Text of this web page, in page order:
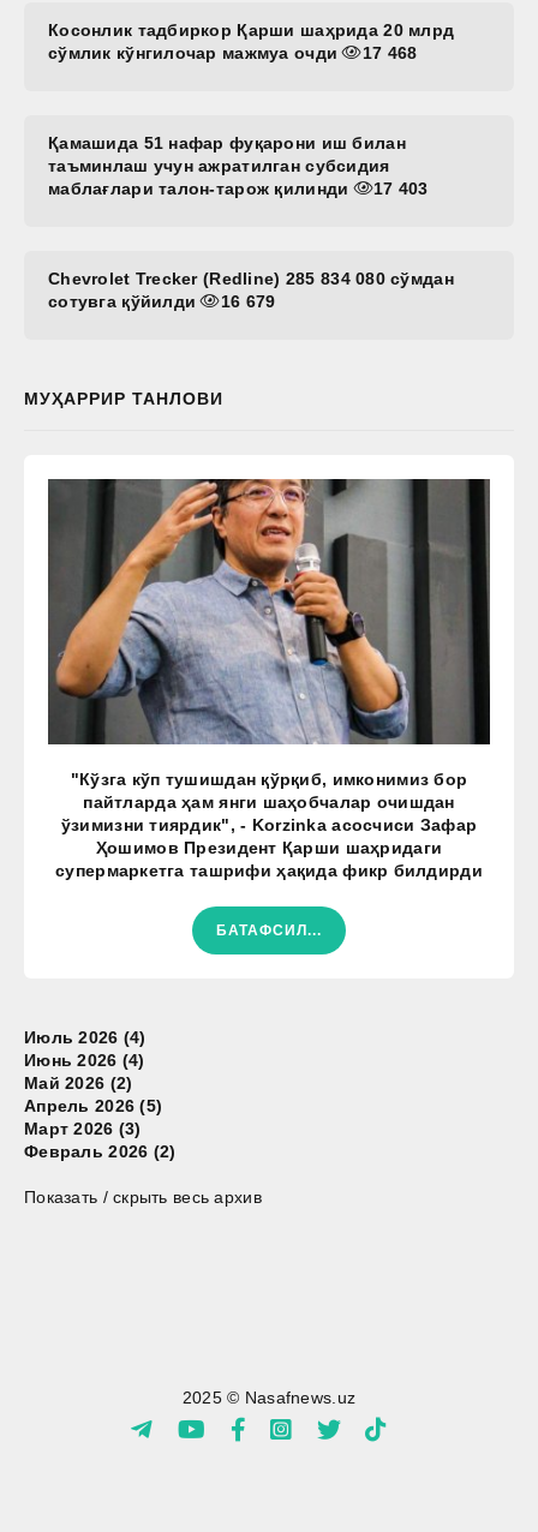
Косонлик тадбиркор Қарши шаҳрида 20 млрд
сўмлик кўнгилочар мажмуа очди
17 468
Қамашида 51 нафар фуқарони иш билан
таъминлаш учун ажратилган субсидия
маблағлари талон-тарож қилинди
17 403
Chevrolet Trecker (Redline) 285 834 080 сўмдан
сотувга қўйилди
16 679
МУҲАРРИР ТАНЛОВИ
"Кўзга кўп тушишдан қўрқиб, имконимиз бор
пайтларда ҳам янги шаҳобчалар очишдан
ўзимизни тиярдик", - Korzinka асосчиси Зафар
Ҳошимов Президент Қарши шаҳридаги
супермаркетга ташрифи ҳақида фикр билдирди
БАТАФСИЛ...
Июль 2026 (4)
Июнь 2026 (4)
Май 2026 (2)
Апрель 2026 (5)
Март 2026 (3)
Февраль 2026 (2)
Показать / скрыть весь архив
2025 © Nasafnews.uz